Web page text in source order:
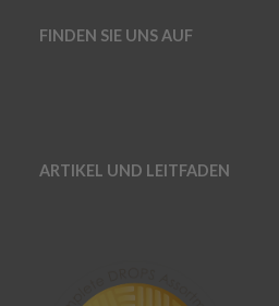
FINDEN SIE UNS AUF
ARTIKEL UND LEITFADEN